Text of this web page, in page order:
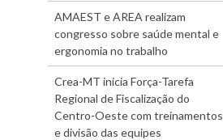
AMAEST e AREA realizam
congresso sobre saúde mental e
ergonomia no trabalho
Crea-MT inicia Força-Tarefa
Regional de Fiscalização do
Centro-Oeste com treinamentos
e divisão das equipes